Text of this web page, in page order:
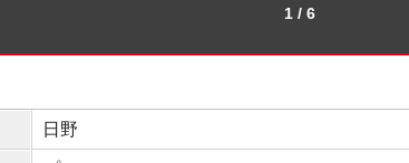
1 / 6
日野